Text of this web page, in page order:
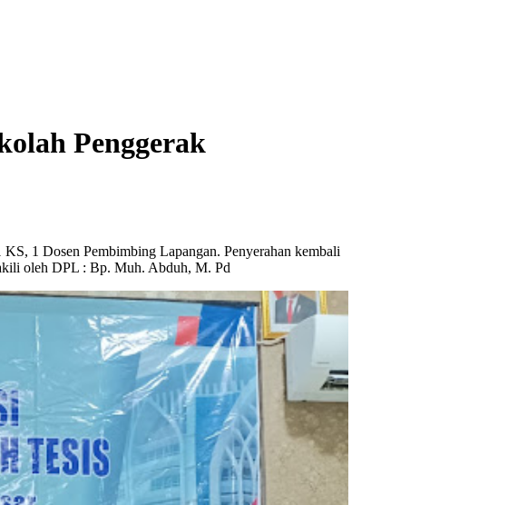
Penggerak
1 Dosen Pembimbing Lapangan. Penyerahan kembali
oleh DPL : Bp. Muh. Abduh, M. Pd